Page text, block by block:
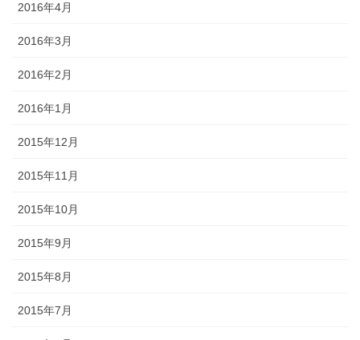
2016年4月
2016年3月
2016年2月
2016年1月
2015年12月
2015年11月
2015年10月
2015年9月
2015年8月
2015年7月